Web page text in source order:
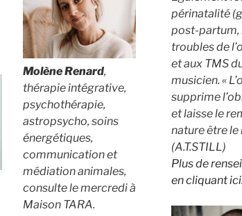
Molène Renard,
thérapie intégrative,
psychothérapie,
astropsycho, soins
énergétiques,
communication et
médiation animales,
consulte le mercredi à
Maison TARA.
périnatalité
post-partum,
troubles de
et aux TMS
musicien. «
supprime
et laisse le
nature être le
(A.T.STILL)
Plus de
en cliquant